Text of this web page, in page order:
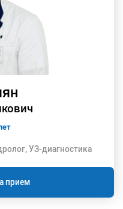
УЗ-диагностика
прием